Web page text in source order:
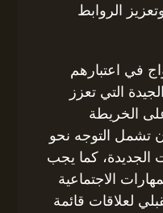
الروابط
في اعتبارهم
التي تعزز
الخريطة
تشمل التوجه نحو
الجديدة، كما يجب
الاجتماعية
لعلاقات قائمة